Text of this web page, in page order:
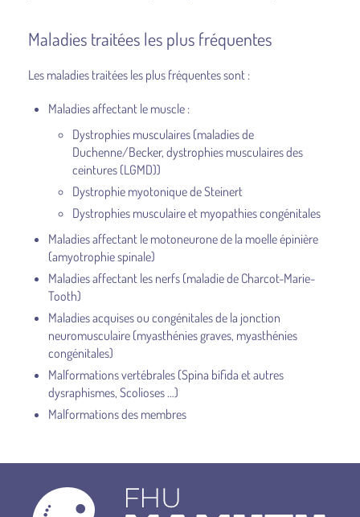
Maladies traitées les plus fréquentes
Les maladies traitées les plus fréquentes sont :
Maladies affectant le muscle :
Dystrophies musculaires (maladies de
Duchenne/Becker, dystrophies musculaires des
ceintures (LGMD))
Dystrophie myotonique de Steinert
Dystrophies musculaire et myopathies congénitales
Maladies affectant le motoneurone de la moelle épinière
(amyotrophie spinale)
Maladies affectant les nerfs (maladie de Charcot-Marie-
Tooth)
Maladies acquises ou congénitales de la jonction
neuromusculaire (myasthénies graves, myasthénies
congénitales)
Malformations vertébrales (Spina bifida et autres
dysraphismes, Scolioses …)
Malformations des membres